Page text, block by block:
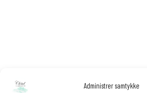
Administrer samtykke